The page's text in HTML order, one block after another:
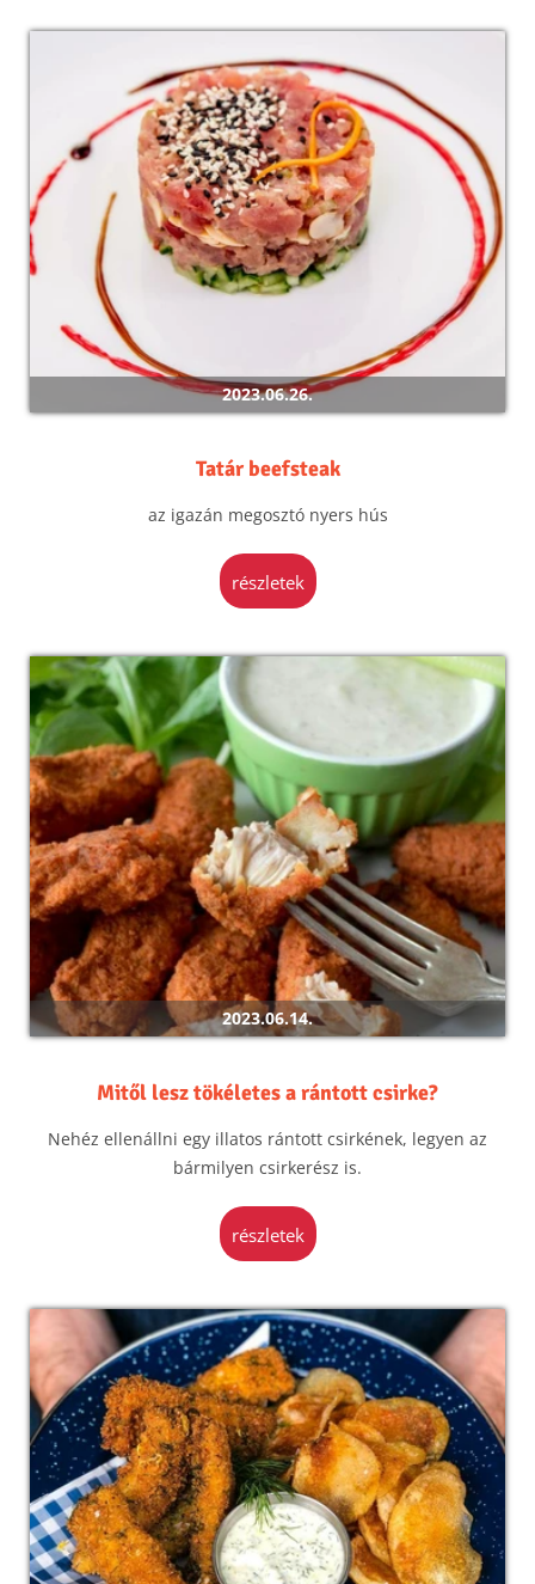
2023.06.26.
Tatár beefsteak
az igazán megosztó nyers hús
részletek
2023.06.14.
Mitől lesz tökéletes a rántott csirke?
Nehéz ellenállni egy illatos rántott csirkének, legyen az
bármilyen csirkerész is.
részletek